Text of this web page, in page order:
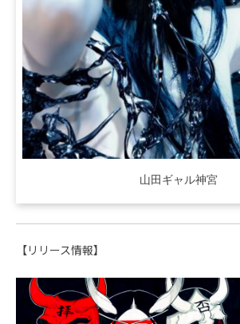
山田ギャル神宮
【リリース情報】